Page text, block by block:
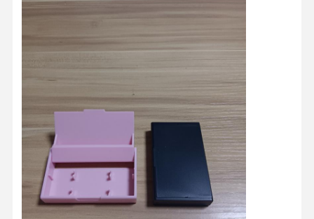
Αρχική
Σελίδα
Προϊόντα
Σχετικά Με
Γύρος
Εργοστασίων